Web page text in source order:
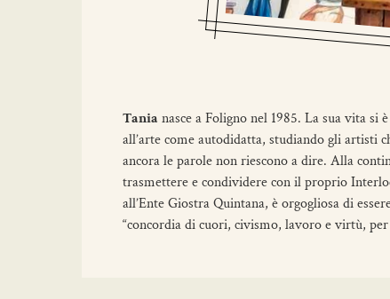
Tania nasce a Foligno nel 1985. La sua vita
all’arte come autodidatta, studiando gli artisti
ancora le parole non riescono a dire. Alla
trasmettere e condividere con il proprio
all’Ente Giostra Quintana, è orgogliosa di
“concordia di cuori, civismo, lavoro e virtù,